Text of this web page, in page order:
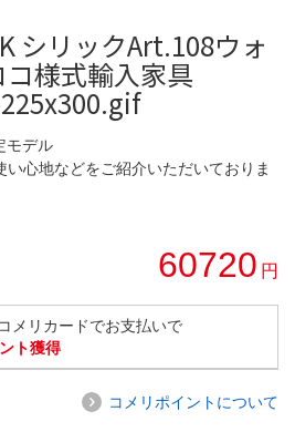
シリックArt.108ウォ
様式輸入家具
モデル
心地などをご紹介いただいておりま
60720 円
メリカードでお支払いで
ト獲得
コメリポイントについて